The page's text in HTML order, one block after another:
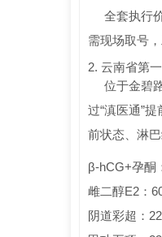
全套执行
需现场取号
2. 云南省第
位于金碧
过“滇医通”
前状态、淋
β-hCG+孕酮
雌二醇E2：
阴道彩超：